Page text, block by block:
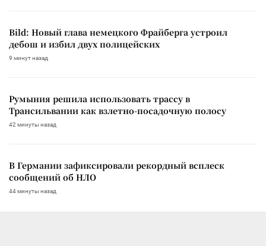
Bild: Новый глава немецкого Фрайберга устроил
дебош и избил двух полицейских
9 минут назад
Румыния решила использовать трассу в
Трансильвании как взлетно-посадочную полосу
42 минуты назад
В Германии зафиксировали рекордный всплеск
сообщений об НЛО
44 минуты назад